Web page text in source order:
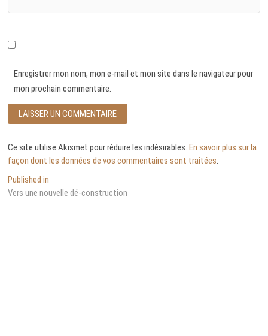
Enregistrer mon nom, mon e-mail et mon site dans le navigateur pour
mon prochain commentaire.
Ce site utilise Akismet pour réduire les indésirables.En savoir plus sur la
façon dont les données de vos commentaires sont traitées.
Navigation
de
Published in
Vers une nouvelle dé-construction